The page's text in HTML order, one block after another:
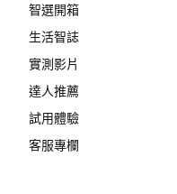
智選開箱
生活智誌
實測影片
達人推薦
試用體驗
客服專欄